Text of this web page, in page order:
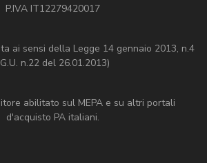
P.IVA IT12279420017
ai sensi della Legge 14 gennaio 2013, n.4
n.22 del 26.01.2013)
abilitato sul MEPA e su altri portali
d'acquisto PA italiani.